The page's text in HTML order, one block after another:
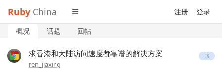
Ruby China 注册 登录
概况 话题 回帖
求香港和大陆访问速度都靠谱的解决方案
ren_jiaxing
3